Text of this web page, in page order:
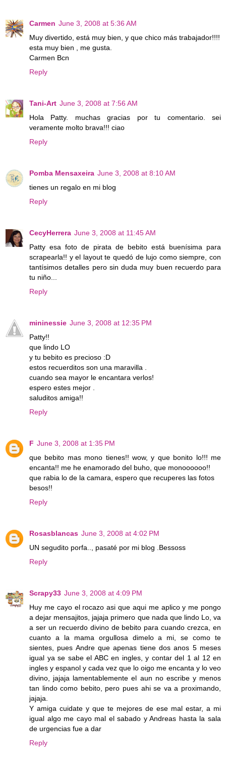
Carmen June 3, 2008 at 5:36 AM
Muy divertido, está muy bien, y que chico más trabajador!!!!
esta muy bien , me gusta.
Carmen Bcn
Reply
Tani-Art June 3, 2008 at 7:56 AM
Hola Patty. muchas gracias por tu comentario. sei
veramente molto brava!!! ciao
Reply
Pomba Mensaxeira June 3, 2008 at 8:10 AM
tienes un regalo en mi blog
Reply
CecyHerrera June 3, 2008 at 11:45 AM
Patty esa foto de pirata de bebito está buenísima para
scrapearla!! y el layout te quedó de lujo como siempre, con
tantísimos detalles pero sin duda muy buen recuerdo para
tu niño...
Reply
mininessie June 3, 2008 at 12:35 PM
Patty!!
que lindo LO
y tu bebito es precioso :D
estos recuerditos son una maravilla .
cuando sea mayor le encantara verlos!
espero estes mejor .
saluditos amiga!!
Reply
F June 3, 2008 at 1:35 PM
que bebito mas mono tienes!! wow, y que bonito lo!!! me
encanta!! me he enamorado del buho, que monoooooo!!
que rabia lo de la camara, espero que recuperes las fotos
besos!!
Reply
Rosasblancas June 3, 2008 at 4:02 PM
UN segudito porfa.., pasaté por mi blog .Bessoss
Reply
Scrapy33 June 3, 2008 at 4:09 PM
Huy me cayo el rocazo asi que aqui me aplico y me pongo
a dejar mensajitos, jajaja primero que nada que lindo Lo, va
a ser un recuerdo divino de bebito para cuando crezca, en
cuanto a la mama orgullosa dimelo a mi, se como te
sientes, pues Andre que apenas tiene dos anos 5 meses
igual ya se sabe el ABC en ingles, y contar del 1 al 12 en
ingles y espanol y cada vez que lo oigo me encanta y lo veo
divino, jajaja lamentablemente el aun no escribe y menos
tan lindo como bebito, pero pues ahi se va a proximando,
jajaja.
Y amiga cuidate y que te mejores de ese mal estar, a mi
igual algo me cayo mal el sabado y Andreas hasta la sala
de urgencias fue a dar
Reply